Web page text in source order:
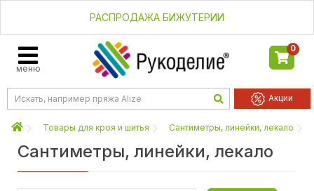
РАСПРОДАЖА БИЖУТЕРИИ
меню
0
Акции
Товары для кроя и шитья Сантиметры, линейки, лекало
Сантиметры, линейки, лекало